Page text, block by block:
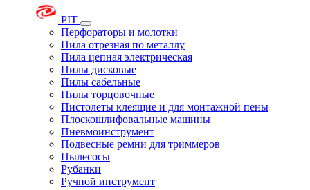
PIT
Перфораторы и молотки
Пила отрезная по металлу
Пила цепная электрическая
Пилы дисковые
Пилы сабельные
Пилы торцовочные
Пистолеты клеящие и для монтажной пены
Плоскошлифовальные машины
Пневмоинструмент
Подвесные ремни для триммеров
Пылесосы
Рубанки
Ручной инструмент